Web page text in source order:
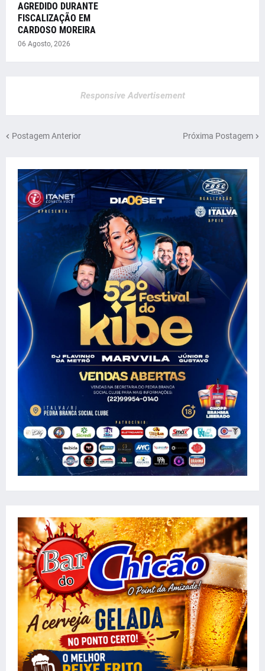
AGREDIDO DURANTE
FISCALIZAÇÃO EM
CARDOSO MOREIRA
06 Agosto, 2026
Responsive Advertisement
Postagem Anterior Próxima Postagem